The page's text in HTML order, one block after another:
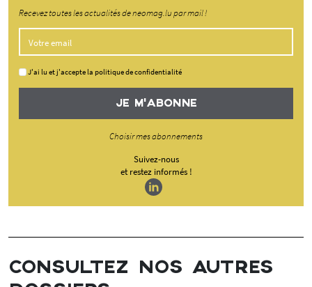
Recevez toutes les actualités de neomag.lu par mail !
J'ai lu et j'accepte la politique de confidentialité
JE M'ABONNE
Choisir mes abonnements
Suivez-nous
et restez informés !
CONSULTEZ NOS AUTRES